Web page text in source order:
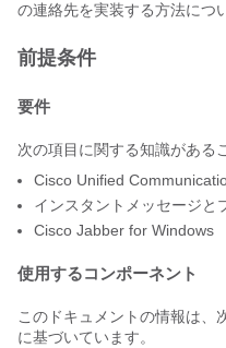
の連絡先を実装する方法につ
前提条件
要件
次の項目に関する知識がある
Cisco Unified
インスタントメッセージと
Cisco Jabber for Windows
使用するコンポーネント
このドキュメントの情報は、
に基づいています。